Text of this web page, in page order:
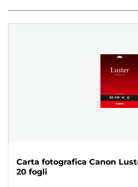
Carta fotografica Canon
20 fogli